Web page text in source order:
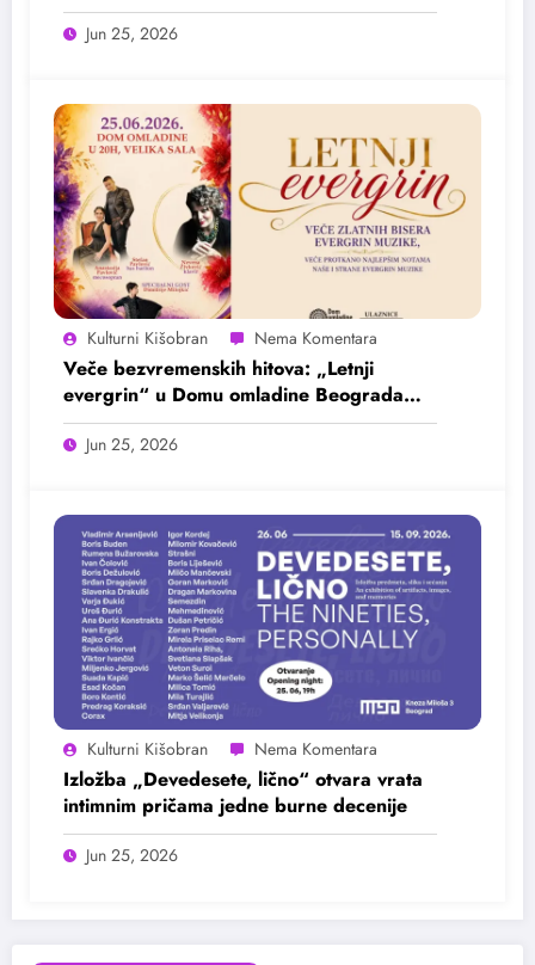
Jun 25, 2026
Kulturni Kišobran
Veče bezvremenskih hitova: „Letnji
evergrin“ u Domu omladine Beograda
25. juna
Jun 25, 2026
Kulturni Kišobran
Izložba „Devedesete, lično“ otvara vrata
intimnim pričama jedne burne decenije
Jun 25, 2026